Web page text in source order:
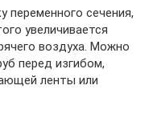
переменного сечения,
увеличивается
воздуха. Можно
перед изгибом,
ленты или